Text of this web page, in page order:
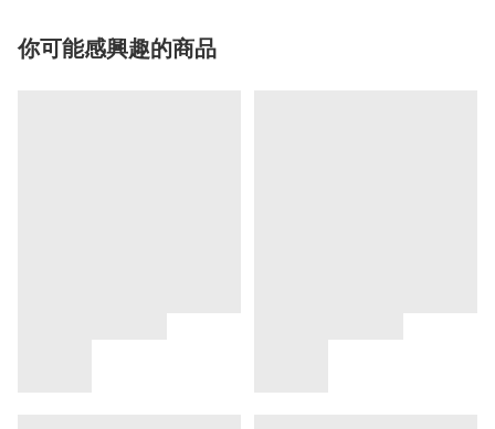
你可能感興趣的商品